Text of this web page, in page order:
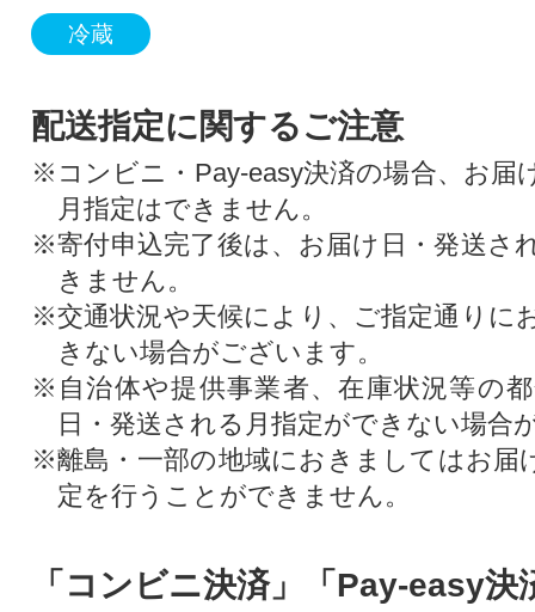
冷蔵
配送指定に関するご注意
※コンビニ・Pay-easy決済の場合、お届
月指定はできません。
※寄付申込完了後は、お届け日・発送さ
きません。
※交通状況や天候により、ご指定通りに
きない場合がございます。
※自治体や提供事業者、在庫状況等の
日・発送される月指定ができない場合
※離島・一部の地域におきましてはお届
定を行うことができません。
「コンビニ決済」「Pay-easy決